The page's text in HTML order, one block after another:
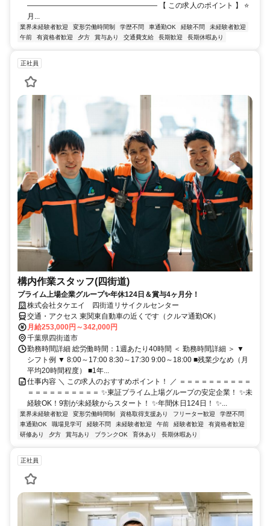
―――――――――――――――――― 【 この求人のポイント 】 ⭐
月...
業界未経験者歓迎 変形労働時間制 学歴不問 車通勤OK 経験不問
未経験者歓迎
午前
有資格者歓迎 夕方 賞与あり 交通費支給 長期歓迎 長期休暇あり
正社員
構内作業スタッフ(四街道)
プライム上場企業グループ✨年休124日＆賞与4ヶ月分！
株式会社タケエイ 四街道リサイクルセンター
交通・アクセス 東関東自動車の近くです（クルマ通勤OK）
月給253,000円～342,000円
千葉県四街道市
勤務時間詳細 総労働時間：1週あたり40時間 ＜ 勤務時間詳細 ＞ ▼
シフト例 ▼ 8:00～17:00 8:30～17:30 9:00～18:00 ■残業少なめ（月
平均20時間程度） ■1年...
仕事内容 ＼ この求人のおすすめポイント！ ／ ＝＝＝＝＝＝＝＝＝＝
＝＝＝＝＝＝＝＝＝＝ ✨東証プライム上場グループの安定企業！ ✨未
経験OK！9割が未経験からスタート！ ✨年間休日124日！ ✨...
業界未経験者歓迎 変形労働時間制 資格取得支援あり フリーター歓迎
学歴不問
車通勤OK
職場見学可 経験不問 未経験者歓迎 午前 経験者歓迎
有資格者歓迎
研修あり
夕方 賞与あり ブランクOK 育休あり 長期休暇あり
正社員